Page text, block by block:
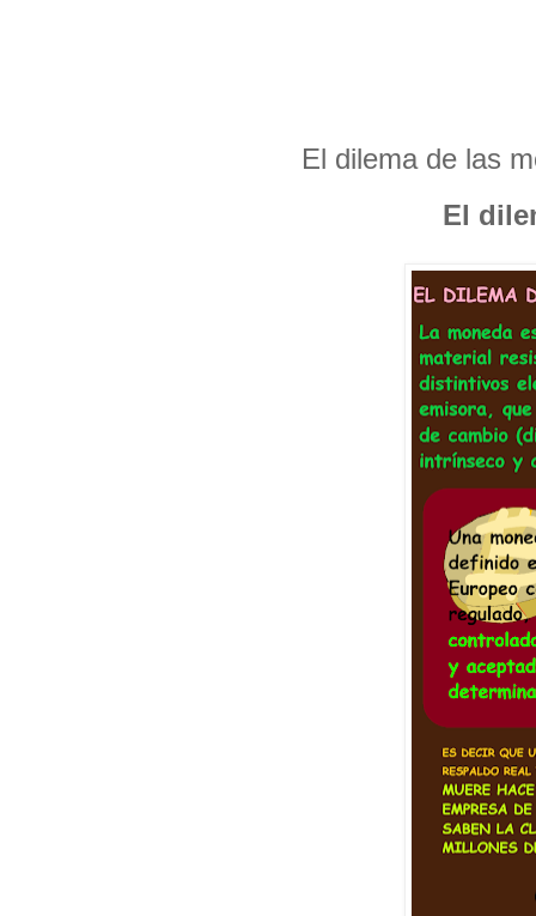
El dilema de las
El